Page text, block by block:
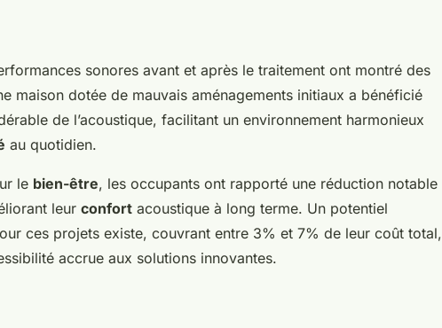
sonores avant et après le traitement ont montré des
maison dotée de mauvais aménagements initiaux a bénéficié
de l’acoustique, facilitant un environnement harmonieux
au quotidien.
le bien-être, les occupants ont rapporté une réduction notable
leur confort acoustique à long terme. Un potentiel
ces projets existe, couvrant entre 3% et 7% de leur coût total,
accrue aux solutions innovantes.